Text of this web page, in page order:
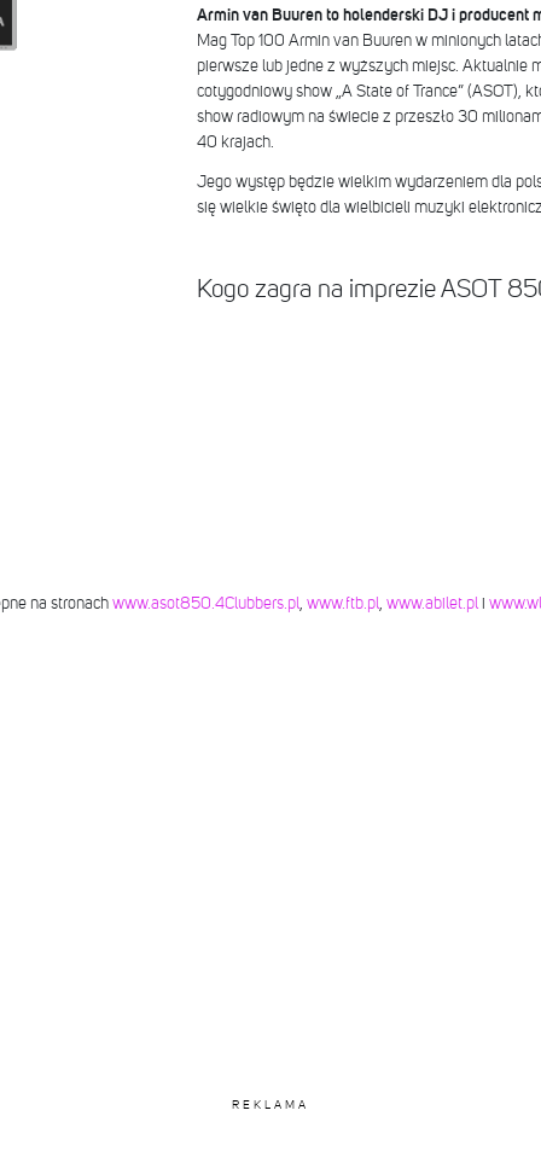
Armin van Buuren to holenderski DJ i producent
Mag Top 100 Armin van Buuren w minionych
pierwsze lub jedne z wyższych miejsc. Aktualnie
cotygodniowy show „A State of Trance” (ASOT),
show radiowym na świecie z przeszło 30
40 krajach.
Jego występ będzie wielkim wydarzeniem dla
się wielkie święto dla wielbicieli muzyki
Kogo zagra na imprezie ASOT
na stronach www.asot850.4Clubbers.pl, www.ftb.pl, www.abilet.pli
REKLAMA